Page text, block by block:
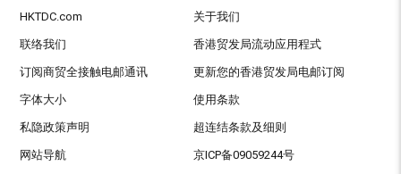
HKTDC.com 关于我们
联络我们 香港贸发局流动应用程式
订阅商贸全接触电邮通讯 更新您的香港贸发局电邮订阅
字体大小 使用条款
私隐政策声明 超连结条款及细则
网站导航 京ICP备09059244号